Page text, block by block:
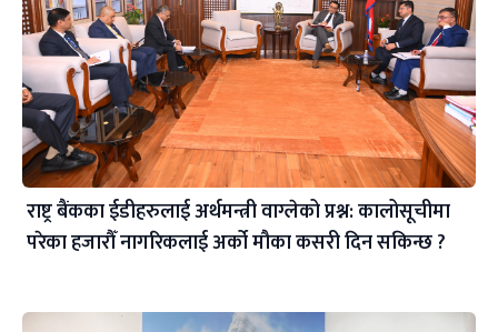
राष्ट्र बैंकका ईडीहरुलाई अर्थमन्त्री वाग्लेको प्रश्न: कालोसूचीमा
परेका हजारौँ नागरिकलाई अर्को मौका कसरी दिन सकिन्छ ?